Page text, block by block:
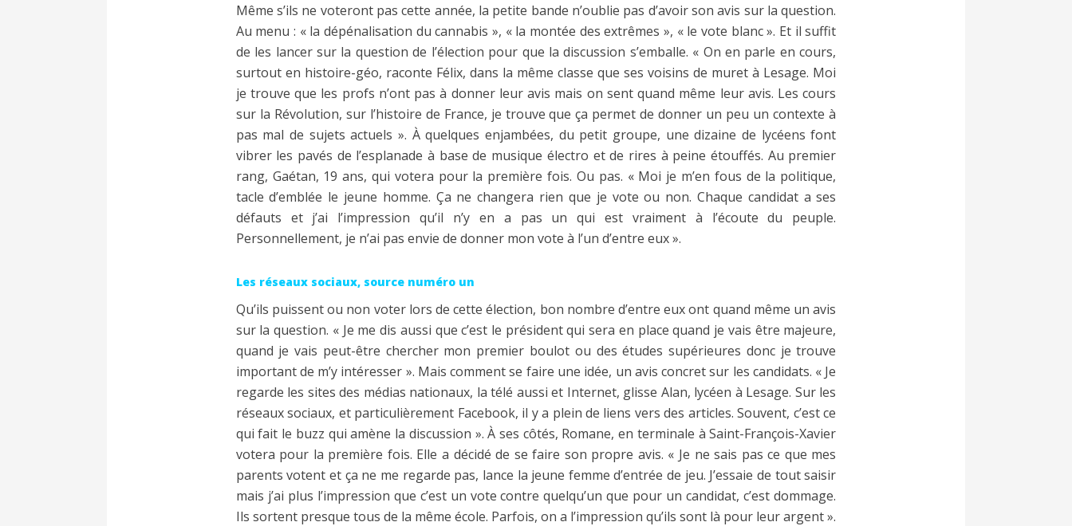
Même s’ils ne voteront pas cette année, la petite bande n’oublie pas d’avoir son avis sur la question.
Au menu : « la dépénalisation du cannabis », « la montée des extrêmes », « le vote blanc ». Et il suffit
de les lancer sur la question de l’élection pour que la discussion s’emballe. « On en parle en cours,
surtout en histoire-géo, raconte Félix, dans la même classe que ses voisins de muret à Lesage. Moi
je trouve que les profs n’ont pas à donner leur avis mais on sent quand même leur avis. Les cours
sur la Révolution, sur l’histoire de France, je trouve que ça permet de donner un peu un contexte à
pas mal de sujets actuels ». À quelques enjambées, du petit groupe, une dizaine de lycéens font
vibrer les pavés de l’esplanade à base de musique électro et de rires à peine étouffés. Au premier
rang, Gaétan, 19 ans, qui votera pour la première fois. Ou pas. « Moi je m’en fous de la politique,
tacle d’emblée le jeune homme. Ça ne changera rien que je vote ou non. Chaque candidat a ses
défauts et j’ai l’impression qu’il n’y en a pas un qui est vraiment à l’écoute du peuple.
Personnellement, je n’ai pas envie de donner mon vote à l’un d’entre eux ».
Les réseaux sociaux, source numéro un
Qu’ils puissent ou non voter lors de cette élection, bon nombre d’entre eux ont quand même un avis
sur la question. « Je me dis aussi que c’est le président qui sera en place quand je vais être majeure,
quand je vais peut-être chercher mon premier boulot ou des études supérieures donc je trouve
important de m’y intéresser ». Mais comment se faire une idée, un avis concret sur les candidats. « Je
regarde les sites des médias nationaux, la télé aussi et Internet, glisse Alan, lycéen à Lesage. Sur les
réseaux sociaux, et particulièrement Facebook, il y a plein de liens vers des articles. Souvent, c’est ce
qui fait le buzz qui amène la discussion ». À ses côtés, Romane, en terminale à Saint-François-Xavier
votera pour la première fois. Elle a décidé de se faire son propre avis. « Je ne sais pas ce que mes
parents votent et ça ne me regarde pas, lance la jeune femme d’entrée de jeu. J’essaie de tout saisir
mais j’ai plus l’impression que c’est un vote contre quelqu’un que pour un candidat, c’est dommage.
Ils sortent presque tous de la même école. Parfois, on a l’impression qu’ils sont là pour leur argent ».